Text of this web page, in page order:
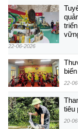
22-06-2026
22-
tiêu
20-